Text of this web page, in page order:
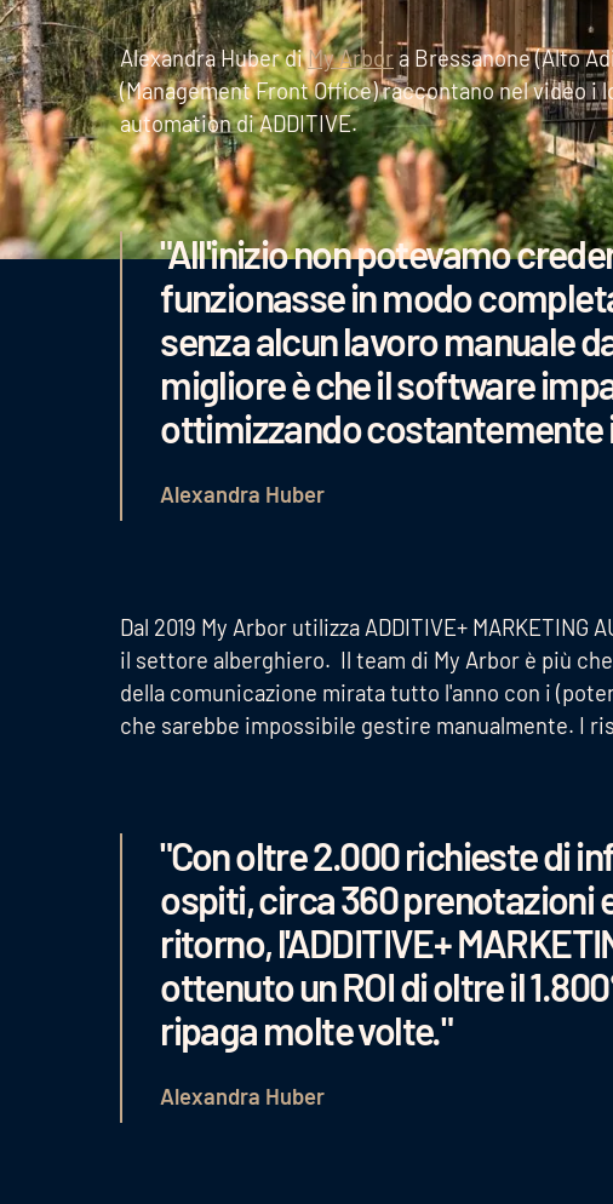
Alexandra Huber diMy Arbora Bressanone (Alto
(Management Front Office) raccontano nel video
automation di ADDITIVE.
"All'inizio non potevamo
funzionasse in modo
senza alcun lavoro manuale
migliore è che il software
ottimizzando costantemente
Alexandra Huber
Dal 2019 My Arbor utilizza ADDITIVE+
il settore alberghiero. Il team di My Arbor è più
della comunicazione mirata tutto l'anno con i
che sarebbe impossibile gestire manualmente. I
"Con oltre 2.000 richieste di
ospiti, circa 360 prenotazioni
ritorno, l'ADDITIVE+
ottenuto un ROI di oltre il
ripaga molte volte."
Alexandra Huber